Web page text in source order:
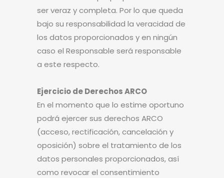
ser veraz y completa. Por lo que queda
bajo su responsabilidad la veracidad de
los datos proporcionados y en ningún
caso el Responsable será responsable
a este respecto.
Ejercicio de Derechos ARCO
En el momento que lo estime oportuno
podrá ejercer sus derechos ARCO
(acceso, rectificación, cancelación y
oposición) sobre el tratamiento de los
datos personales proporcionados, así
como revocar el consentimiento